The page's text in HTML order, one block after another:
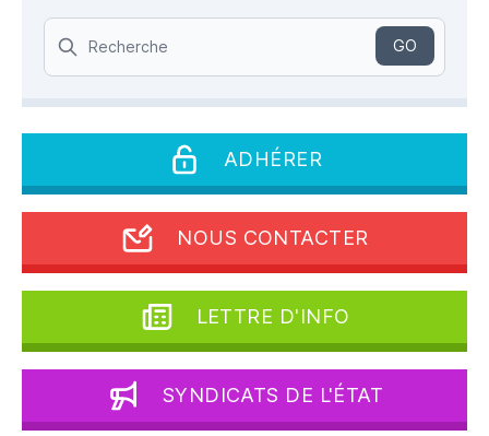
Search
GO
ADHÉRER
NOUS CONTACTER
LETTRE D'INFO
SYNDICATS DE L'ÉTAT